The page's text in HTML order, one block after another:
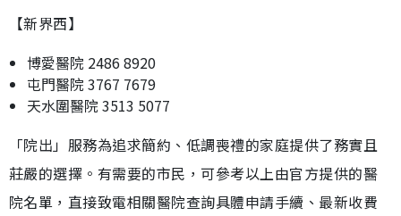
【新界西】
博愛醫院 2486 8920
屯門醫院 3767 7679
天水圍醫院 3513 5077
「院出」服務為追求簡約、低調喪禮的家庭提供了務實且
莊嚴的選擇。有需要的市民，可參考以上由官方提供的醫
院名單，直接致電相關醫院查詢具體申請手續、最新收費